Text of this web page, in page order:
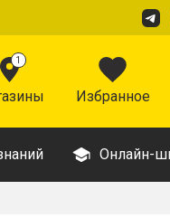
1
Избранное
Онлайн-